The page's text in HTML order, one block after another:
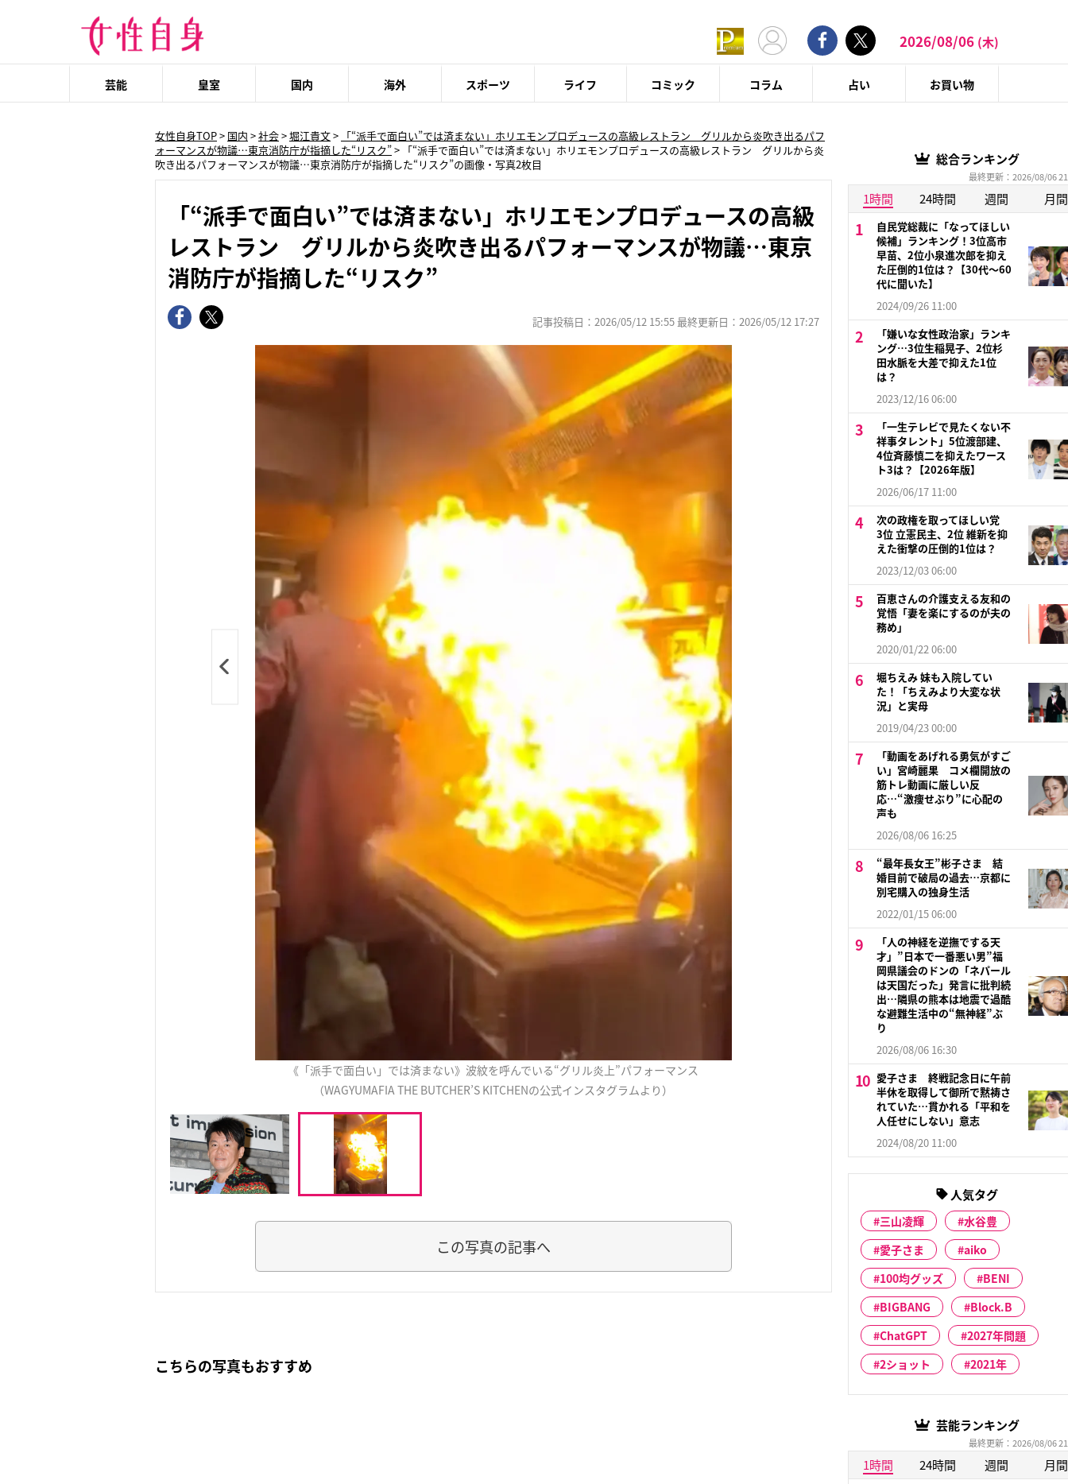
2026/08/06 (木)
芸能 皇室 国内 海外 スポーツ ライフ コミック コラム 占い お買い物
女性自身TOP> 国内 >社会>堀江貴文> 「“派手で面白い”では済まない」ホリエモンプロデュースの高級レストラン グリルから炎吹き出るパフ
ォーマンスが物議…東京消防庁が指摘した“リスク”> 「“派手で面白い”では済まない」ホリエモンプロデュースの高級レストラン グリルから炎
吹き出るパフォーマンスが物議…東京消防庁が指摘した“リスク”の画像・写真2枚目
「“派手で面白い”では済まない」ホリエモンプロデュースの高級
レストラン グリルから炎吹き出るパフォーマンスが物議…東京
消防庁が指摘した“リスク”
記事投稿日：2026/05/12 15:55 最終更新日：2026/05/12 17:27
《「派手で面白い」では済まない》波紋を呼んでいる“グリル炎上”パフォーマンス
（WAGYUMAFIA THE BUTCHER’S KITCHENの公式インスタグラムより）
この写真の記事へ
こちらの写真もおすすめ
総合ランキング
最終更新：2026/08/06
1時間 24時間 週間 月間
自民党総裁に「なってほしい
候補」ランキング！3位高市
早苗、2位小泉進次郎を抑え
た圧倒的1位は？【30代〜60
代に聞いた】
2024/09/26 11:00
「嫌いな女性政治家」ランキ
ング…3位生稲晃子、2位杉
田水脈を大差で抑えた1位
は？
2023/12/16 06:00
「一生テレビで見たくない不
祥事タレント」5位渡部建、
4位斉藤慎二を抑えたワース
ト3は？【2026年版】
2026/06/17 11:00
次の政権を取ってほしい党
3位 立憲民主、2位 維新を抑
えた衝撃の圧倒的1位は？
2023/12/03 06:00
百恵さんの介護支える友和の
覚悟「妻を楽にするのが夫の
務め」
2020/01/22 06:00
堀ちえみ 妹も入院してい
た！「ちえみより大変な状
況」と実母
2019/04/23 00:00
「動画をあげれる勇気がすご
い」宮崎麗果 コメ欄開放の
筋トレ動画に厳しい反
応…“激痩せぶり”に心配の
声も
2026/08/06 16:25
“最年長女王”彬子さま 結
婚目前で破局の過去…京都に
別宅購入の独身生活
2022/01/15 06:00
「人の神経を逆撫でする天
才」”日本で一番悪い男”福
岡県議会のドンの「ネパール
は天国だった」発言に批判続
出…隣県の熊本は地震で過酷
な避難生活中の“無神経”ぶ
り
2026/08/06 16:30
愛子さま 終戦記念日に午前
半休を取得して御所で黙祷さ
れていた…貫かれる「平和を
人任せにしない」意志
2024/08/20 11:00
人気タグ
三山凌輝
水谷豊
愛子さま
aiko
100均グッズ
BENI
BIGBANG
Block.B
ChatGPT
2027年問題
2ショット
2021年
芸能ランキング
最終更新：2026/08/06
1時間 24時間 週間 月間